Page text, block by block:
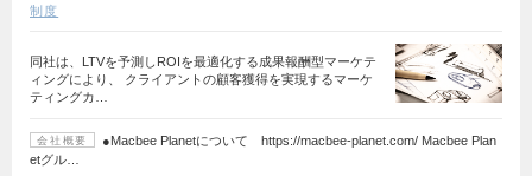
制度
同社は、LTVを予測しROIを最適化する成果報酬型マーケテ
ィングにより、 クライアントの顧客獲得を実現するマーケ
ティングカ…
会社概要
●Macbee Planetについて https://macbee-planet.com/ Macbee Plan
etグル…